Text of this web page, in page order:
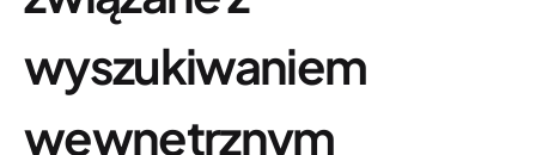
wyszukiwaniem
wewnętrznym